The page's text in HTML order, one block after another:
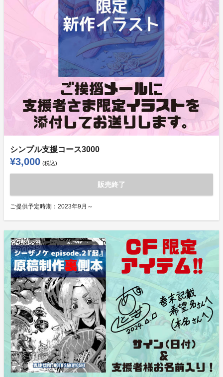
シンプル支援コース3000
¥3,000 (税込)
販売終了
ご提供予定時期： 2023年9月～